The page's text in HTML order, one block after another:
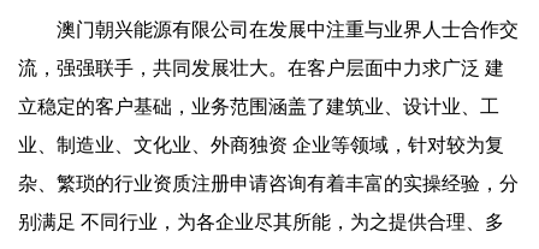
澳门朝兴能源有限公司在发展中注重与业界人士合作交
流，强强联手，共同发展壮大。在客户层面中力求广泛 建
立稳定的客户基础，业务范围涵盖了建筑业、设计业、工
业、制造业、文化业、外商独资 企业等领域，针对较为复
杂、繁琐的行业资质注册申请咨询有着丰富的实操经验，分
别满足 不同行业，为各企业尽其所能，为之提供合理、多